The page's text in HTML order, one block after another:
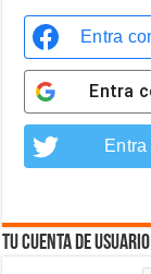
Entra
Entra
Entra
Tu cuenta de usuario